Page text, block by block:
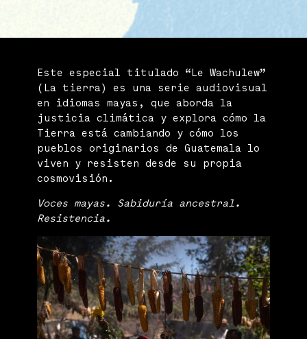
Este especial titulado “Le Wachulew”
( La tierra) es una serie audiovisual
en idiomas mayas, que aborda la
justicia climática y explora cómo la
Tierra está cambiando y cómo los
pueblos originarios de Guatemala lo
viven y resisten desde su propia
cosmovisión.
Voces mayas. Sabiduría ancestral.
Resistencia.